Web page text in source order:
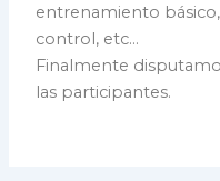
entrenamiento
control, etc…
Finalmente
las participantes.